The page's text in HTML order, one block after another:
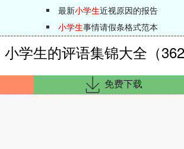
最新小学生近视原因的报告
小学生事情请假条格式范本
小学生的评语集锦大全（
免费下载